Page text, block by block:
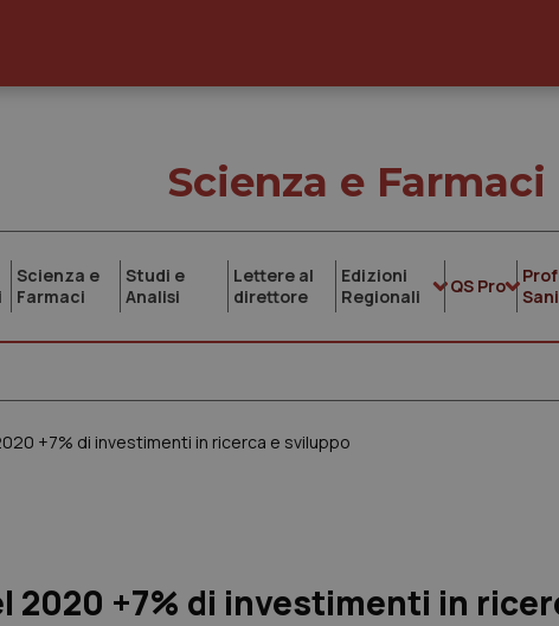
Scienza e Farmaci
Scienza e
Farmaci
Studi e
Analisi
Lettere al
direttore
Edizioni
Regionali
QS Pro
+7% di investimenti in ricerca e sviluppo
2020 +7% di investimenti in